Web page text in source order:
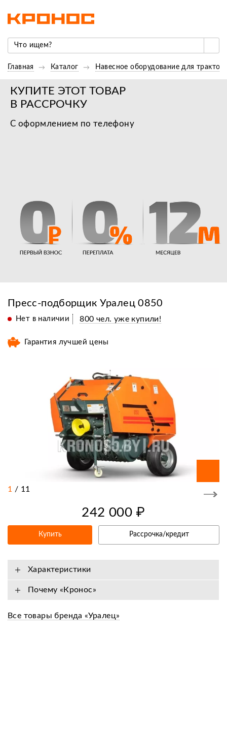
Главная Каталог Навесное оборудование для
КУПИТЕ ЭТОТ ТОВАР
В РАССРОЧКУ
С оформлением по телефону
Пресс-подборщик Уралец 0850
Нет в наличии 800 чел. уже купили!
Гарантия лучшей цены
1 / 11
242 000 ₽
Купить Рассрочка/кредит
Характеристики
Почему «Кронос»
Все товары бренда «Уралец»